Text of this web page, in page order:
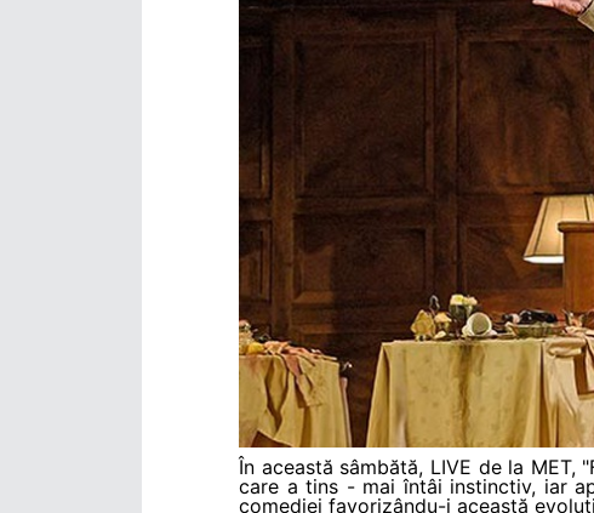
În această sâmbătă, LIVE de la
care a tins - mai întâi instinctiv, iar
comediei favorizându-i această